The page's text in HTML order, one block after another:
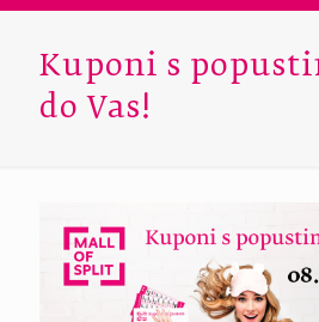
Kuponi s
do Vas!